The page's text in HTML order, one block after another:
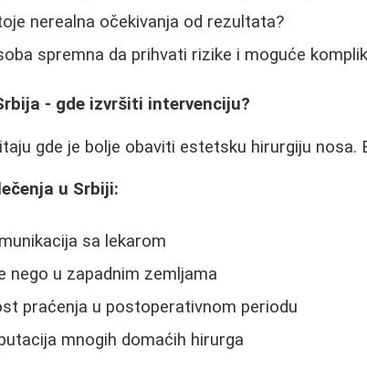
nerealna očekivanja od rezultata?
spremna da prihvati rizike i moguće
- gde izvršiti intervenciju?
gde je bolje obaviti estetsku hirurgiju nosa.
u Srbiji:
sa lekarom
nego u zapadnim zemljama
praćenja u postoperativnom periodu
mnogih domaćih hirurga